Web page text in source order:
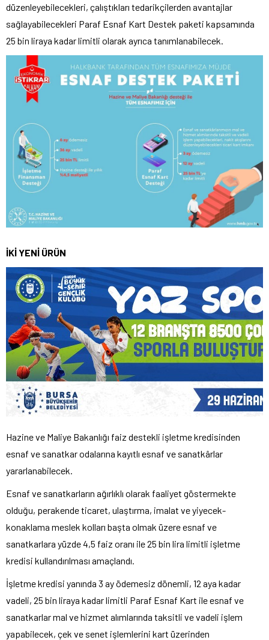
düzenleyebilecekleri, çalıştıkları tedarikçilerden avantajlar
sağlayabilecekleri Paraf Esnaf Kart Destek paketi kapsamında
25 bin liraya kadar limitli olarak ayrıca tanımlanabilecek.
İKİ YENİ ÜRÜN
Hazine ve Maliye Bakanlığı faiz destekli işletme kredisinden
esnaf ve sanatkar odalarına kayıtlı esnaf ve sanatkârlar
yararlanabilecek.
Esnaf ve sanatkarların ağırlıklı olarak faaliyet göstermekte
olduğu, perakende ticaret, ulaştırma, imalat ve yiyecek-
konaklama meslek kolları başta olmak üzere esnaf ve
sanatkarlara yüzde 4,5 faiz oranı ile 25 bin lira limitli işletme
kredisi kullandırılması amaçlandı.
İşletme kredisi yanında 3 ay ödemesiz dönemli, 12 aya kadar
vadeli, 25 bin liraya kadar limitli Paraf Esnaf Kart ile esnaf ve
sanatkarlar mal ve hizmet alımlarında taksitli ve vadeli işlem
yapabilecek, çek ve senet işlemlerini kart üzerinden